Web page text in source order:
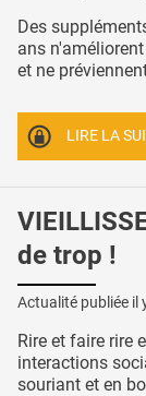
Des
ans
et ne
LIRE LA
de trop !
Actualité publiée il
Rire et faire rire
interactions
souriant et en